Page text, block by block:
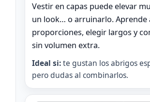
Vestir en capas puede elevar
un look… o arruinarlo. Aprende
proporciones, elegir largos y
sin volumen extra.
Ideal si:te gustan los abrigos
pero dudas al combinarlos.